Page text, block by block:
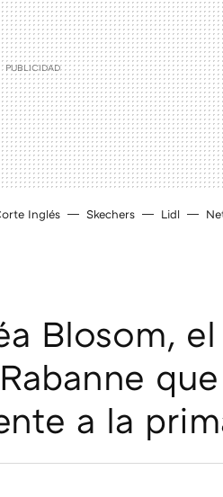
Inglés Skechers Lidl
Blosom,
a la